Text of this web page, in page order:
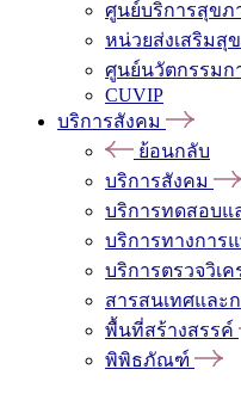
ศูนย์บริการสุขภ
หน่วยส่งเสริมสุ
ศูนย์นวัตกรรมกา
CUVIP
บริการสังคม
ย้อนกลับ
บริการสังคม
บริการทดสอบแ
บริการทางการ
บริการตรวจวิเ
สารสนเทศและ
พื้นที่สร้างสรรค์
พิพิธภัณฑ์